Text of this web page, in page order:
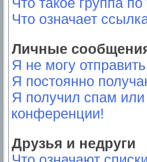
Что означает
Личные
Я не могу
Я постоянно
Я получил спам или
конференции!
Друзья и недруги